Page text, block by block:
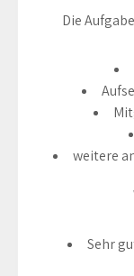
Die
weitere
Sehr